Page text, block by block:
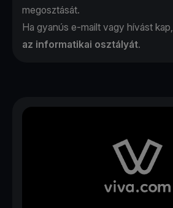
megosztását.
Ha gyanús e-mailt vagy hívást kap,
az informatikai osztályát.